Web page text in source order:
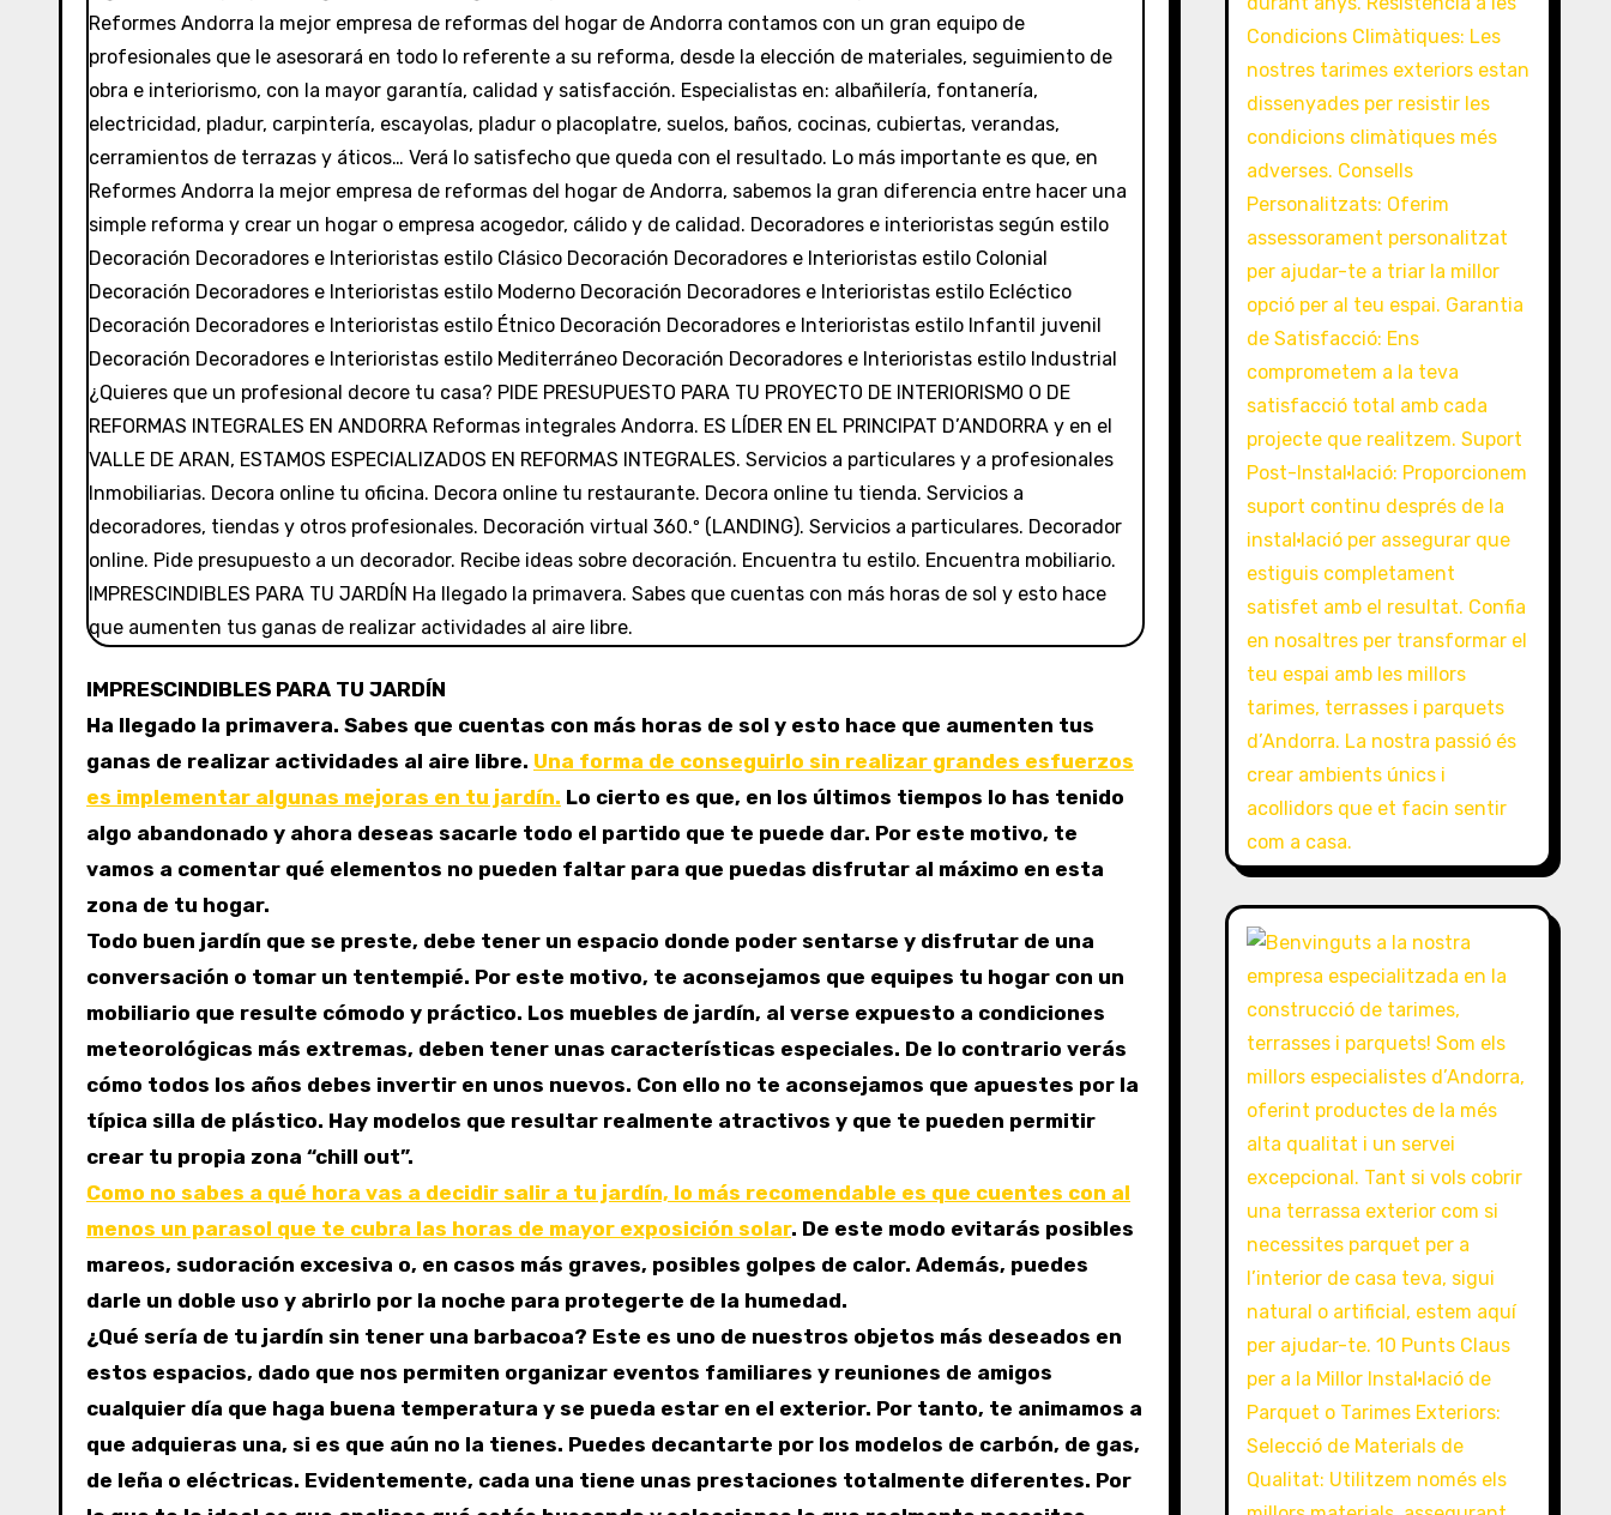
IMPRESCINDIBLES PARA TU JARDÍN
Ha llegado la primavera. Sabes que cuentas con más horas de sol y esto hace que aumenten tus
ganas de realizar actividades al aire libre. Una forma de conseguirlo sin realizar grandes esfuerzos
es implementar algunas mejoras en tu jardín. Lo cierto es que, en los últimos tiempos lo has tenido
algo abandonado y ahora deseas sacarle todo el partido que te puede dar. Por este motivo, te
vamos a comentar qué elementos no pueden faltar para que puedas disfrutar al máximo en esta
zona de tu hogar.
Todo buen jardín que se preste, debe tener un espacio donde poder sentarse y disfrutar de una
conversación o tomar un tentempié. Por este motivo, te aconsejamos que equipes tu hogar con un
mobiliario que resulte cómodo y práctico. Los muebles de jardín, al verse expuesto a condiciones
meteorológicas más extremas, deben tener unas características especiales. De lo contrario verás
cómo todos los años debes invertir en unos nuevos. Con ello no te aconsejamos que apuestes por la
típica silla de plástico. Hay modelos que resultar realmente atractivos y que te pueden permitir
crear tu propia zona “chill out”.
Como no sabes a qué hora vas a decidir salir a tu jardín, lo más recomendable es que cuentes con al
menos un parasol que te cubra las horas de mayor exposición solar. De este modo evitarás posibles
mareos, sudoración excesiva o, en casos más graves, posibles golpes de calor. Además, puedes
darle un doble uso y abrirlo por la noche para protegerte de la humedad.
¿Qué sería de tu jardín sin tener una barbacoa? Este es uno de nuestros objetos más deseados en
estos espacios, dado que nos permiten organizar eventos familiares y reuniones de amigos
cualquier día que haga buena temperatura y se pueda estar en el exterior. Por tanto, te animamos a
que adquieras una, si es que aún no la tienes. Puedes decantarte por los modelos de carbón, de gas,
de leña o eléctricas. Evidentemente, cada una tiene unas prestaciones totalmente diferentes. Por